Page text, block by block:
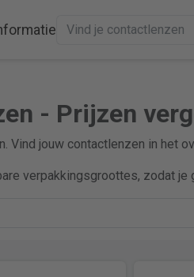
- Prijzen
Vind jouw contactlenzen in het
verpakkingsgroottes, zodat je